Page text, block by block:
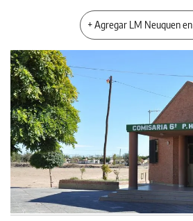
+ Agregar LM Neuquen en